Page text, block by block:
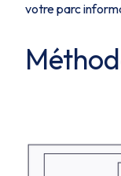
votre parc